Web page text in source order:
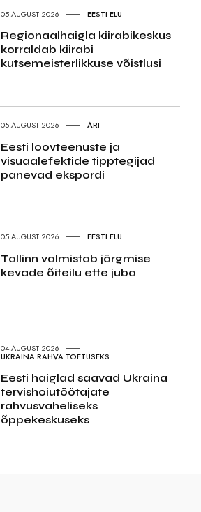
05.AUGUST 2026 EESTI ELU
Regionaalhaigla kiirabikeskus
korraldab kiirabi
kutsemeisterlikkuse võistlusi
05.AUGUST 2026 ÄRI
Eesti loovteenuste ja
visuaalefektide tipptegijad
panevad ekspordi
05.AUGUST 2026 EESTI ELU
Tallinn valmistab järgmise
kevade õiteilu ette juba
04.AUGUST 2026
UKRAINA RAHVA TOETUSEKS
Eesti haiglad saavad Ukraina
tervishoiutöötajate
rahvusvaheliseks
õppekeskuseks